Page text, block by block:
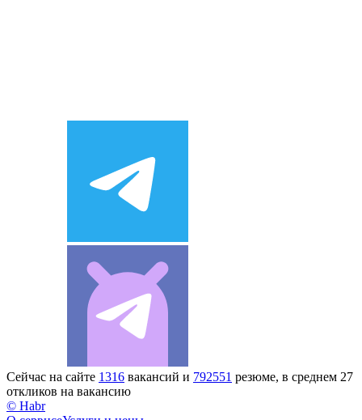
Сейчас на сайте 1316 вакансий и 792551 резюме, в среднем 27
откликов на вакансию
© Habr